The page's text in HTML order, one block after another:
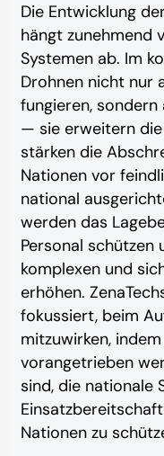
Die Entwicklung
hängt zunehmend
Systemen ab. Im
Drohnen nicht nur
fungieren,
— sie erweitern
stärken die
Nationen vor
national
werden das
Personal schützen
komplexen und
erhöhen.
fokussiert, beim
mitzuwirken,
vorangetrieben
sind, die nationale
Nationen zu